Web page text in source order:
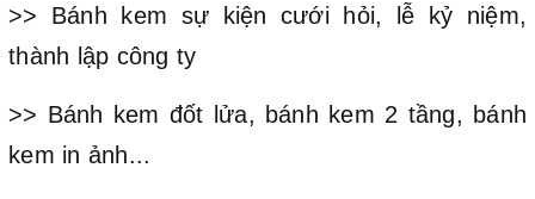
>> Bánh kem sự kiện cưới hỏi, lễ kỷ niệm,
thành lập công ty
>> Bánh kem đốt lửa, bánh kem 2 tầng, bánh
kem in ảnh...